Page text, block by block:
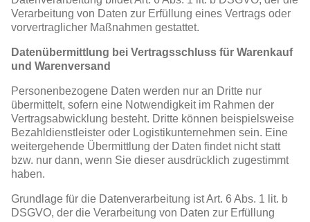
Verarbeitung von Daten zur Erfüllung eines Vertrags oder
vorvertraglicher Maßnahmen gestattet.
Datenübermittlung bei Vertragsschluss für Warenkauf
und Warenversand
Personenbezogene Daten werden nur an Dritte nur
übermittelt, sofern eine Notwendigkeit im Rahmen der
Vertragsabwicklung besteht. Dritte können beispielsweise
Bezahldienstleister oder Logistikunternehmen sein. Eine
weitergehende Übermittlung der Daten findet nicht statt
bzw. nur dann, wenn Sie dieser ausdrücklich zugestimmt
haben.
Grundlage für die Datenverarbeitung ist Art. 6 Abs. 1 lit. b
DSGVO, der die Verarbeitung von Daten zur Erfüllung